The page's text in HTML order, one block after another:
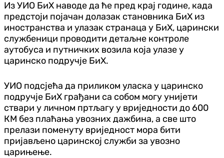
Из УИО БиХ наводе да ће пред крај године, када
предстоји појачан долазак становника БиХ из
иностранства и улазак странаца у БиХ, царински
службеници проводити детаљне контроле
аутобуса и путничких возила која улазе у
царинско подручје БиХ.
УИО подсјећа да приликом уласка у царинско
подручје БиХ грађани са собом могу унијети
ствари у личном пртљагу у вриједности до 600
КМ без плаћања увозних дажбина, а све што
прелази поменуту вриједност мора бити
пријављено царинској служби за увозно
царињење.